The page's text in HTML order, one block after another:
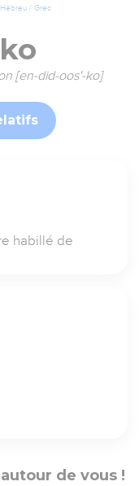
/ Grec
[en-did-oos'-ko]
habillé de
de vous !